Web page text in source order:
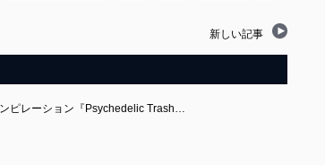
新しい記事
ピレーション『Psychedelic Trash…